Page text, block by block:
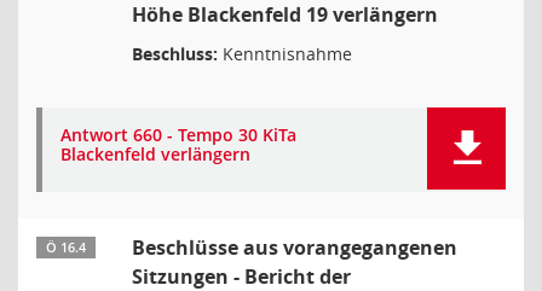
Höhe Blackenfeld 19 verlängern
Beschluss: Kenntnisnahme
Antwort 660 - Tempo 30 KiTa
Blackenfeld verlängern
Ö 16.4
Beschlüsse aus vorangegangenen
Sitzungen - Bericht der